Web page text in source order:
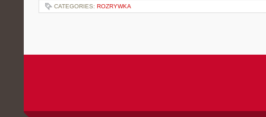
CATEGORIES: ROZRYWKA